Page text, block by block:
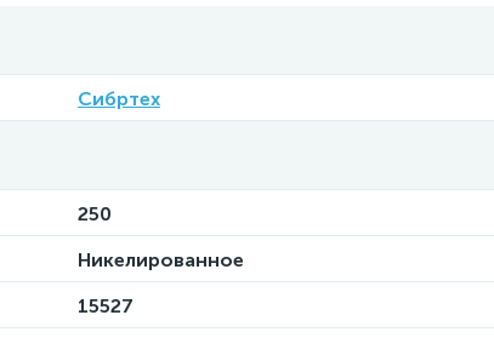
Сибртех
250
Никелированное
15527